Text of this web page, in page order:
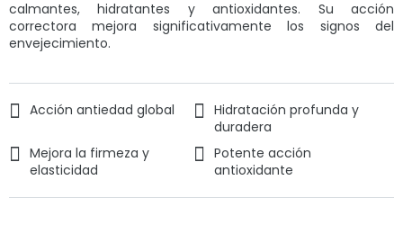
calmantes, hidratantes y antioxidantes. Su acción
correctora mejora significativamente los signos del
envejecimiento.
Acción antiedad global
Hidratación profunda y
duradera
Mejora la firmeza y
elasticidad
Potente acción
antioxidante